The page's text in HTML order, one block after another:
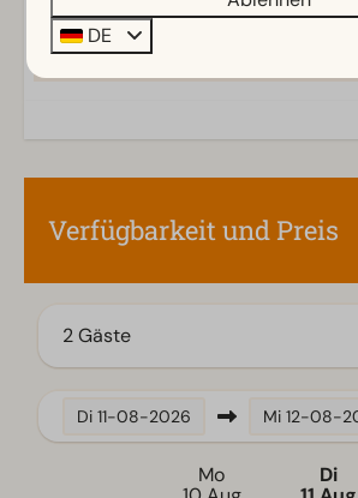
Terrasse
Garten
Kombi-Mikrowelle
Kühl-/Gefrierkombination
Geschirrspüler
Standort
Verfügbarkeit und Preis
2 Gäste
Di 11-08-2026 Mi 12-08-
Mo
Di
DE